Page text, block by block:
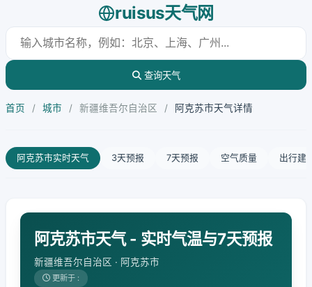
ruisus天气网
查询天气
首页 / 城市 / 新疆维吾尔自治区 / 阿克苏市天气详情
阿克苏市实时天气 3天预报 7天预报 空气质量 出行建
阿克苏市天气 - 实时气温与7天预报
新疆维吾尔自治区 · 阿克苏市
更新于 :